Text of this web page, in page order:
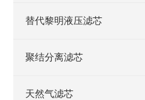
替代黎明液压滤芯
聚结分离滤芯
天然气滤芯